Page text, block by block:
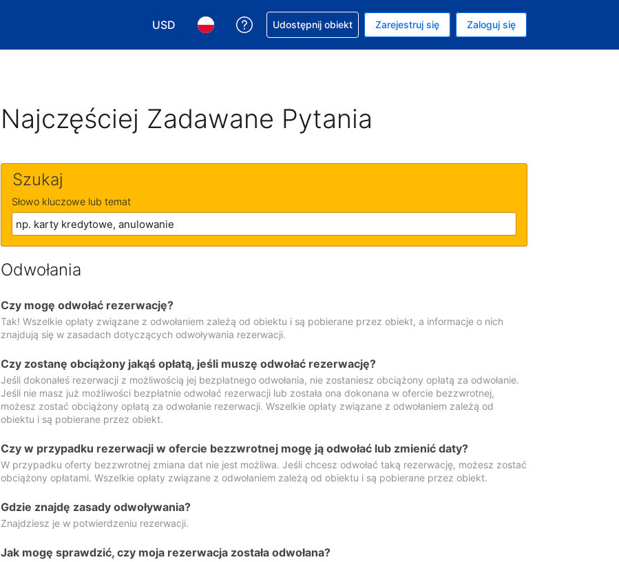
USD
Wybierz walutę. Wybrana waluta to Dolar amerykański
Wybierz język. Wybrany język to Polski
Uzyskaj pomoc w sprawie rezerwacji
Udostępnij obiekt Zarejestruj się Zaloguj się
Najczęściej Zadawane Pytania
Szukaj
Słowo kluczowe lub temat
Odwołania
Czy mogę odwołać rezerwację?
Tak! Wszelkie opłaty związane z odwołaniem zależą od obiektu i są pobierane przez obiekt, a informacje o nich
znajdują się w zasadach dotyczących odwoływania rezerwacji.
Czy zostanę obciążony jakąś opłatą, jeśli muszę odwołać rezerwację?
Jeśli dokonałeś rezerwacji z możliwością jej bezpłatnego odwołania, nie zostaniesz obciążony opłatą za odwołanie.
Jeśli nie masz już możliwości bezpłatnie odwołać rezerwacji lub została ona dokonana w ofercie bezzwrotnej,
możesz zostać obciążony opłatą za odwołanie rezerwacji. Wszelkie opłaty związane z odwołaniem zależą od
obiektu i są pobierane przez obiekt.
Czy w przypadku rezerwacji w ofercie bezzwrotnej mogę ją odwołać lub zmienić daty?
W przypadku oferty bezzwrotnej zmiana dat nie jest możliwa. Jeśli chcesz odwołać taką rezerwację, możesz zostać
obciążony opłatami. Wszelkie opłaty związane z odwołaniem zależą od obiektu i są pobierane przez obiekt.
Gdzie znajdę zasady odwoływania?
Znajdziesz je w potwierdzeniu rezerwacji.
Jak mogę sprawdzić, czy moja rezerwacja została odwołana?